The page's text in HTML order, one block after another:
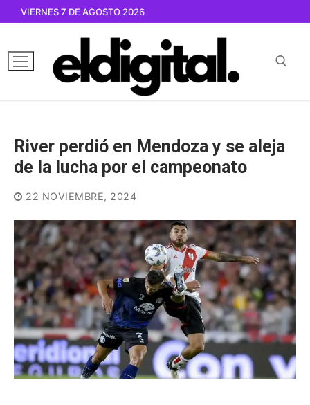
contenido
VIERNES 7 DE AGOSTO 2026
River perdió en Mendoza y se aleja
de la lucha por el campeonato
22 NOVIEMBRE, 2024